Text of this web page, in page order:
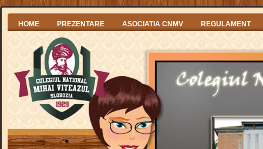
HOME PREZENTARE ASOCIATIA CNMV REGULAMENT